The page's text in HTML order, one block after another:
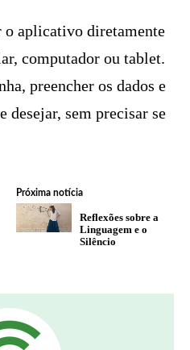
o aplicativo diretamente
computador ou tablet.
preencher os dados e
desejar, sem precisar se
Próxima notícia
Reflexões sobre a
Linguagem e o
Silêncio